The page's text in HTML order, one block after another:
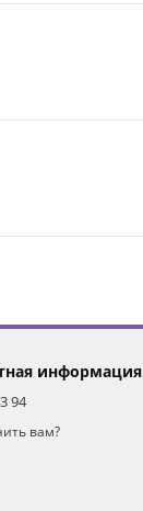
информация
94
вам?